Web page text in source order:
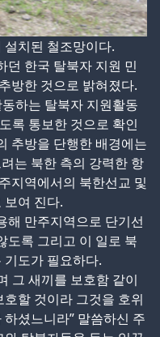
치된 철조망이다.
던 한국 탈북자 지원 민
방한 것으로 밝혀졌다.
하는 탈북자 지원활동
록 통보한 것으로 확인
추방을 단행한 배경에는
는 북한 측의 강력한 항
지역에서의 북한선교 및
보여 진다.
해 만주지역으로 단기선
도록 그리고 이 일로 북
기도가 필요하다.
그 새끼를 보호함 같이
할 것이라 그것을 호위
하셨느니라” 말씀하신 주